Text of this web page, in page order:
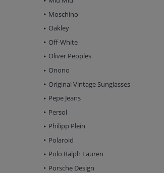
Moschino
Oakley
Off-White
Oliver Peoples
Onono
Original Vintage Sunglasses
Pepe Jeans
Persol
Philipp Plein
Polaroid
Polo Ralph Lauren
Porsche Design